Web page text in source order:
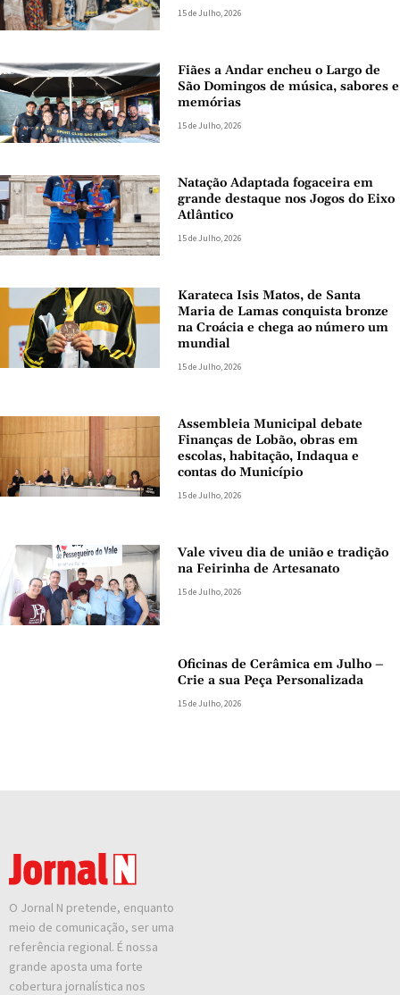
15 de Julho, 2026
Fiães a Andar encheu o Largo de
São Domingos de música, sabores e
memórias
15 de Julho, 2026
Natação Adaptada fogaceira em
grande destaque nos Jogos do Eixo
Atlântico
15 de Julho, 2026
Karateca Isis Matos, de Santa
Maria de Lamas conquista bronze
na Croácia e chega ao número um
mundial
15 de Julho, 2026
Assembleia Municipal debate
Finanças de Lobão, obras em
escolas, habitação, Indaqua e
contas do Município
15 de Julho, 2026
Vale viveu dia de união e tradição
na Feirinha de Artesanato
15 de Julho, 2026
Oficinas de Cerâmica em Julho –
Crie a sua Peça Personalizada
15 de Julho, 2026
O Jornal N pretende, enquanto
meio de comunicação, ser uma
referência regional. É nossa
grande aposta uma forte
cobertura jornalística nos